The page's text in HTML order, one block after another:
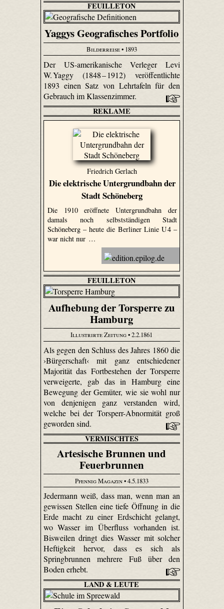
FEUILLETON
Yaggys Geografisches Portfolio
Bilderreise• 1893
Der US-amerikanische Verleger Levi
W. Yaggy (1848 – 1912) veröffentlichte
1893 einen Satz von Lehrtafeln für den
Gebrauch im Klassenzimmer.
REKLAME
Friedrich Gerlach
Die elektrische Untergrundbahn der
Stadt Schöneberg
Die 1910 eröffnete Untergrundbahn der
damals noch selbstständigen Stadt
Schöneberg – heute die Berliner Linie U 4 –
war nicht nur …
FEUILLETON
Aufhebung der Torsperre zu
Hamburg
Illustrirte Zeitung• 2.2.1861
Als gegen den Schluss des Jahres 1860 die
›Bürgerschaft‹ mit ganz entschiedener
Majorität das Fortbestehen der Torsperre
verweigerte, gab das in Hamburg eine
Bewegung der Gemüter, wie sie wohl nur
von denjenigen ganz verstanden wird,
welche bei der Torsperr-Abnormität groß
geworden sind.
VERMISCHTES
Artesische Brunnen und
Feuerbrunnen
Pfennig Magazin• 4.5.1833
Jedermann weiß, dass man, wenn man an
gewissen Stellen eine tiefe Öffnung in die
Erde macht zu einer Erdschicht gelangt,
wo Wasser im Überfluss vorhanden ist.
Bisweilen dringt dies Wasser mit solcher
Heftigkeit hervor, dass es sich als
Springbrunnen mehrere Fuß über den
Boden erhebt.
LAND & LEUTE